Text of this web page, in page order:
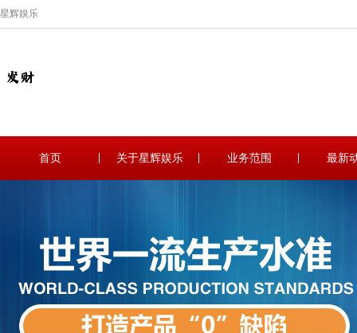
星辉娱乐
首页 关于星辉娱乐 业务范围 最新